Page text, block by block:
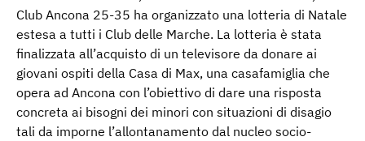
Club Ancona 25-35 ha organizzato una lotteria di Natale
estesa a tutti i Club delle Marche. La lotteria è stata
finalizzata all’acquisto di un televisore da donare ai
giovani ospiti della Casa di Max, una casafamiglia che
opera ad Ancona con l’obiettivo di dare una risposta
concreta ai bisogni dei minori con situazioni di disagio
tali da imporne l’allontanamento dal nucleo socio-